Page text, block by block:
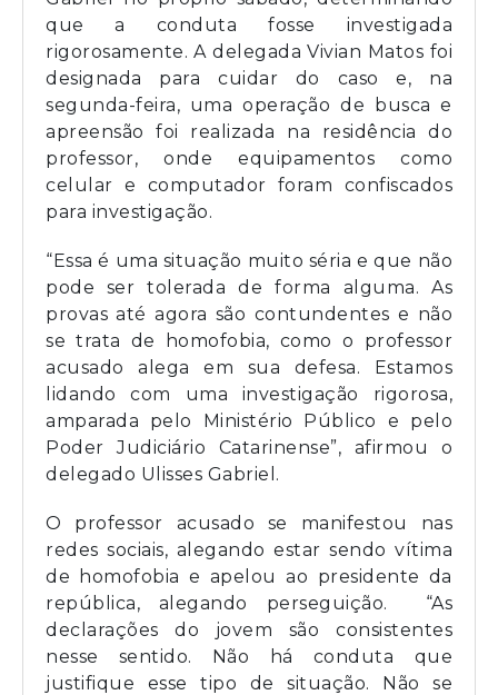
que a conduta fosse investigada
rigorosamente. A delegada Vivian Matos foi
designada para cuidar do caso e, na
segunda-feira, uma operação de busca e
apreensão foi realizada na residência do
professor, onde equipamentos como
celular e computador foram confiscados
para investigação.
“Essa é uma situação muito séria e que não
pode ser tolerada de forma alguma. As
provas até agora são contundentes e não
se trata de homofobia, como o professor
acusado alega em sua defesa. Estamos
lidando com uma investigação rigorosa,
amparada pelo Ministério Público e pelo
Poder Judiciário Catarinense”, afirmou o
delegado Ulisses Gabriel.
O professor acusado se manifestou nas
redes sociais, alegando estar sendo vítima
de homofobia e apelou ao presidente da
república, alegando perseguição. “As
declarações do jovem são consistentes
nesse sentido. Não há conduta que
justifique esse tipo de situação. Não se